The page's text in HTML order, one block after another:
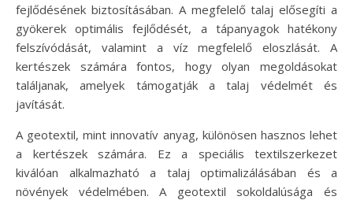
fejlődésének biztosításában. A megfelelő talaj elősegíti a
gyökerek optimális fejlődését, a tápanyagok hatékony
felszívódását, valamint a víz megfelelő eloszlását. A
kertészek számára fontos, hogy olyan megoldásokat
találjanak, amelyek támogatják a talaj védelmét és
javítását.
A geotextil, mint innovatív anyag, különösen hasznos lehet
a kertészek számára. Ez a speciális textilszerkezet
kiválóan alkalmazható a talaj optimalizálásában és a
növények védelmében. A geotextil sokoldalúsága és